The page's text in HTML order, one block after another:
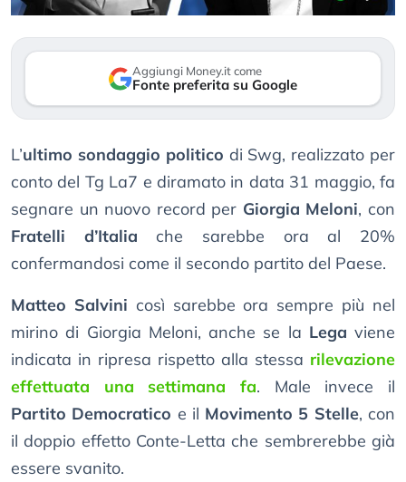
Aggiungi Money.it come
Fonte preferita su Google
L’ultimo sondaggio politico di Swg, realizzato per
conto del Tg La7 e diramato in data 31 maggio, fa
segnare un nuovo record per Giorgia Meloni, con
Fratelli d’Italia che sarebbe ora al 20%
confermandosi come il secondo partito del Paese.
Matteo Salvini così sarebbe ora sempre più nel
mirino di Giorgia Meloni, anche se la Lega viene
indicata in ripresa rispetto alla stessa rilevazione
effettuata una settimana fa. Male invece il
Partito Democratico e il Movimento 5 Stelle, con
il doppio effetto Conte-Letta che sembrerebbe già
essere svanito.